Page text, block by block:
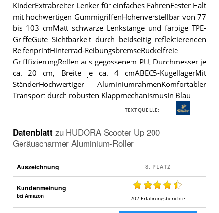
KinderExtrabreiter Lenker für einfaches FahrenFester Halt
mit hochwertigen GummigriffenHöhenverstellbar von 77
bis 103 cmMatt schwarze Lenkstange und farbige TPE-
GriffeGute Sichtbarkeit durch beidseitig reflektierenden
ReifenprintHinterrad-ReibungsbremseRuckelfreie
GrifffixierungRollen aus gegossenem PU, Durchmesser je
ca. 20 cm, Breite je ca. 4 cmABEC5-KugellagerMit
StänderHochwertiger AluminiumrahmenKomfortabler
Transport durch robusten KlappmechanismusIn Blau
TEXTQUELLE:
Datenblatt zu HUDORA Scooter Up 200
Geräuscharmer Aluminium-Roller
Auszeichnung
Kundenmeinung
bei Amazon 202 Erfahrungsberichte